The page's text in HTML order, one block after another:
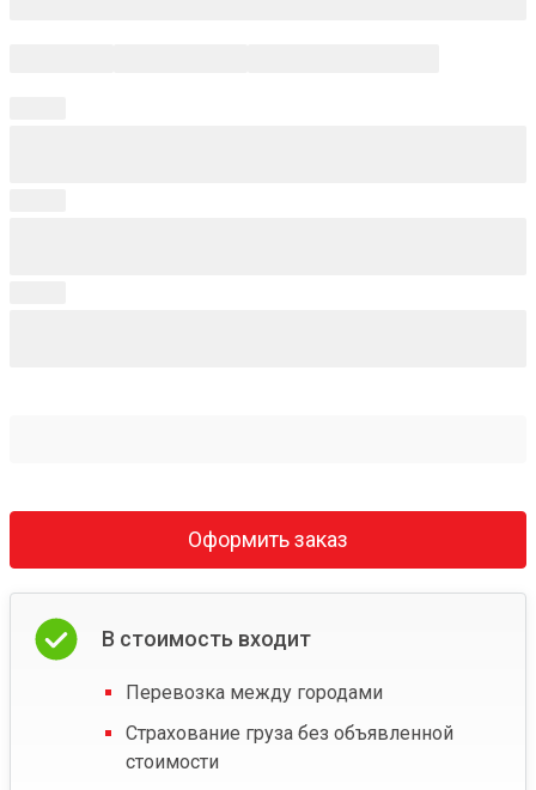
Оформить заказ
В стоимость входит
Перевозка между городами
Страхование груза без объявленной
стоимости